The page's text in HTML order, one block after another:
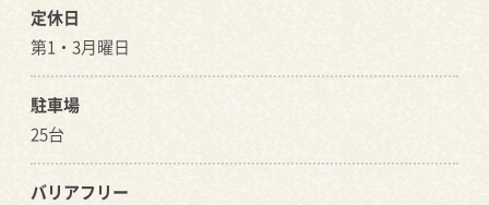
定休日
第1・3月曜日
駐車場
25台
バリアフリー